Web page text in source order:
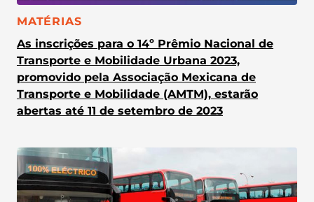
CATEGORIA:
MATÉRIAS
As inscrições para o 14º Prêmio Nacional de
Transporte e Mobilidade Urbana 2023,
promovido pela Associação Mexicana de
Transporte e Mobilidade (AMTM), estarão
abertas até 11 de setembro de 2023